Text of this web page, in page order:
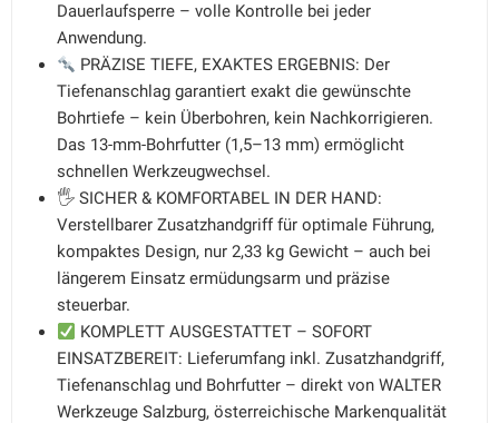
Dauerlaufsperre – volle Kontrolle bei jeder
Anwendung.
PRÄZISE TIEFE, EXAKTES ERGEBNIS: Der
Tiefenanschlag garantiert exakt die gewünschte
Bohrtiefe – kein Überbohren, kein Nachkorrigieren.
Das 13-mm-Bohrfutter (1,5–13 mm) ermöglicht
schnellen Werkzeugwechsel.
🖐️ SICHER & KOMFORTABEL IN DER HAND:
Verstellbarer Zusatzhandgriff für optimale Führung,
kompaktes Design, nur 2,33 kg Gewicht – auch bei
längerem Einsatz ermüdungsarm und präzise
steuerbar.
KOMPLETT AUSGESTATTET – SOFORT
EINSATZBEREIT: Lieferumfang inkl. Zusatzhandgriff,
Tiefenanschlag und Bohrfutter – direkt von WALTER
Werkzeuge Salzburg, österreichische Markenqualität